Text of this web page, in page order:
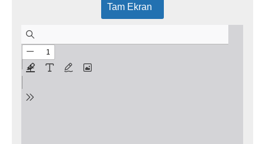
Tam Ekran